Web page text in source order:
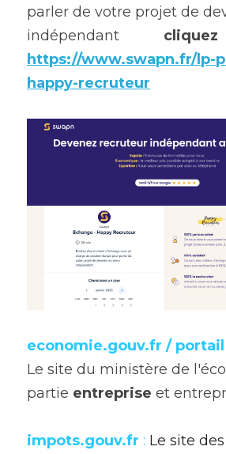
parler de votre projet de
indépendant
https://www.swapn.fr/lp-
happy-recruteur
economie.gouv.fr /
Le site du ministère de
partie entreprise et
impots.gouv.fr : Le site des